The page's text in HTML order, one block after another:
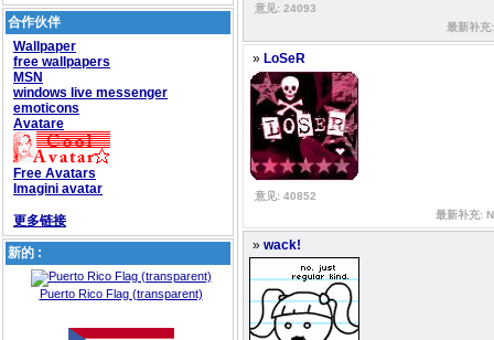
合作伙伴
Wallpaper
free wallpapers
MSN
windows live messenger
emoticons
Avatare
Free Avatars
Imagini avatar
更多链接
新的 :
Puerto Rico Flag (transparent)
意见: 24093
最新补
» LoSeR
意见: 40852
最新补充:
» wack!